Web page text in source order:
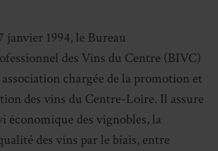
janvier 1994, le Bureau
des Vins du Centre (BIVC)
chargée de la promotion et
des vins du Centre-Loire. Il assure
économique des vignobles, la
des vins par le biais, entre